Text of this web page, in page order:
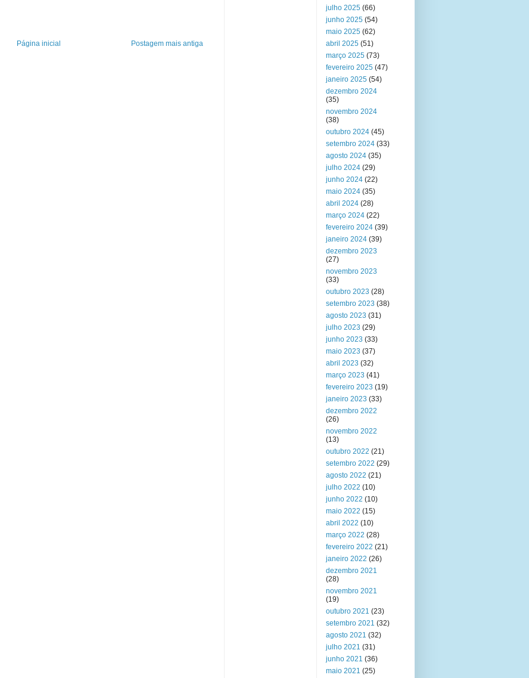
Postagem mais antiga
Página inicial
julho 2025 (66)
junho 2025 (54)
maio 2025 (62)
abril 2025 (51)
março 2025 (73)
fevereiro 2025 (47)
janeiro 2025 (54)
dezembro 2024
(35)
novembro 2024
(38)
outubro 2024 (45)
setembro 2024 (33)
agosto 2024 (35)
julho 2024 (29)
junho 2024 (22)
maio 2024 (35)
abril 2024 (28)
março 2024 (22)
fevereiro 2024 (39)
janeiro 2024 (39)
dezembro 2023
(27)
novembro 2023
(33)
outubro 2023 (28)
setembro 2023 (38)
agosto 2023 (31)
julho 2023 (29)
junho 2023 (33)
maio 2023 (37)
abril 2023 (32)
março 2023 (41)
fevereiro 2023 (19)
janeiro 2023 (33)
dezembro 2022
(26)
novembro 2022
(13)
outubro 2022 (21)
setembro 2022 (29)
agosto 2022 (21)
julho 2022 (10)
junho 2022 (10)
maio 2022 (15)
abril 2022 (10)
março 2022 (28)
fevereiro 2022 (21)
janeiro 2022 (26)
dezembro 2021
(28)
novembro 2021
(19)
outubro 2021 (23)
setembro 2021 (32)
agosto 2021 (32)
julho 2021 (31)
junho 2021 (36)
maio 2021 (25)